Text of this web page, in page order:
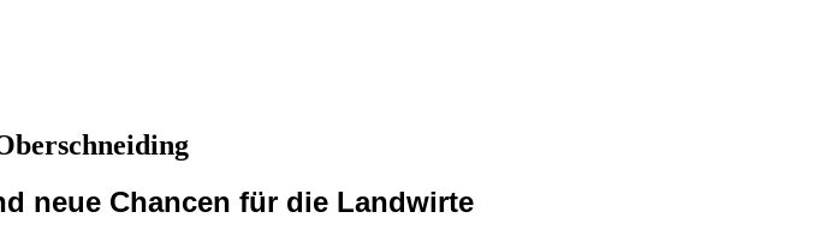
neue Chancen für die Landwirte